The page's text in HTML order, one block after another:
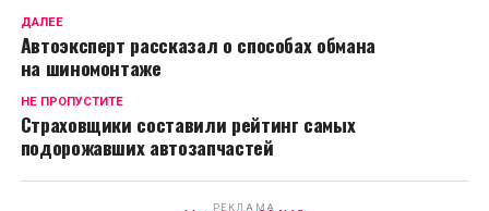
ДАЛЕЕ
Автоэксперт рассказал о способах обмана
на шиномонтаже
НЕ ПРОПУСТИТЕ
Страховщики составили рейтинг самых
подорожавших автозапчастей
РЕКЛАМА